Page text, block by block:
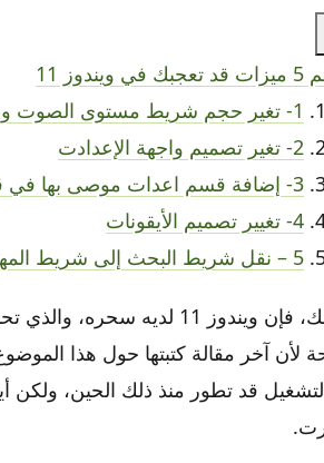
ويندوز 11
1- تغير حجم شريط مستوى الصوت ونقلة إلى أسفل
2- تغير تصميم واجهة الإعدادت
3- إضافة قسم اعدات موصى بها في قائمة أبدا
4- تغيير تصميم الأيقونات
5 – نقل شريط البحث إلى شريط المهام
ومع ذلك، فإن ويندوز 11